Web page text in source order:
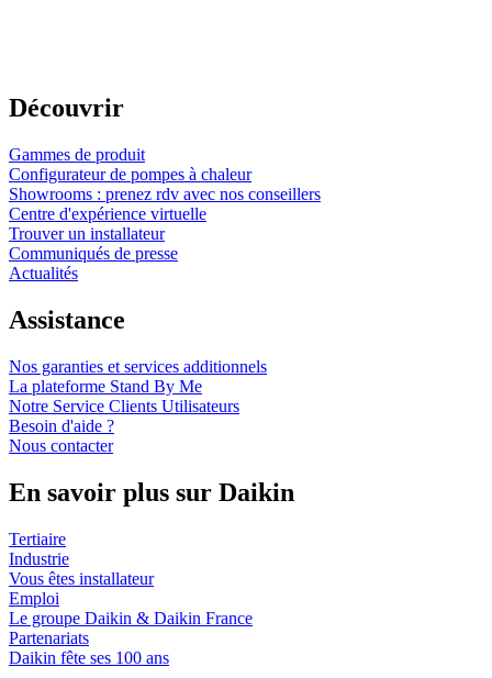
Découvrir
Gammes de produit
Configurateur de pompes à chaleur
Showrooms : prenez rdv avec nos conseillers
Centre d'expérience virtuelle
Trouver un installateur
Communiqués de presse
Actualités
Assistance
Nos garanties et services additionnels
La plateforme Stand By Me
Notre Service Clients Utilisateurs
Besoin d'aide ?
Nous contacter
En savoir plus sur Daikin
Tertiaire
Industrie
Vous êtes installateur
Emploi
Le groupe Daikin & Daikin France
Partenariats
Daikin fête ses 100 ans